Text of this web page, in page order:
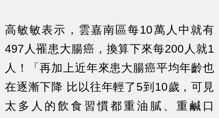
高敏敏表示，雲嘉南區每10萬人中就有
497人罹患大腸癌，換算下來每200人就1
人！「再加上近年來患大腸癌平均年齡也
在逐漸下降 比以往年輕了5到10歲，可見
太多人的飲食習慣都重油膩、重鹹口